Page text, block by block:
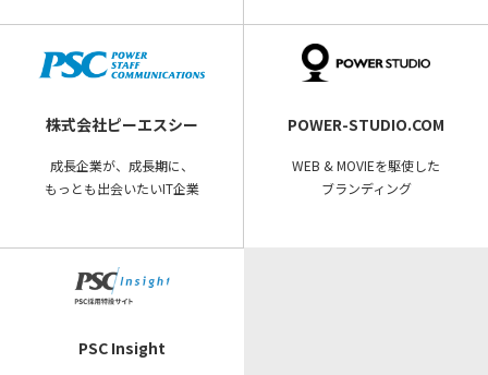
株式会社ピーエスシー
成長企業が、成長期に、
もっとも出会いたいIT企業
POWER-STUDIO.COM
WEB & MOVIEを駆使した
ブランディング
PSC Insight